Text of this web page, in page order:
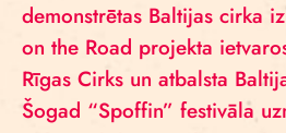
demonstrētas Baltijas cirka
on the Road projekta
Rīgas Cirks un atbalsta
Šogad “Spoffin” festivāla